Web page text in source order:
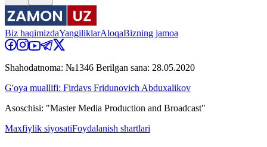
Biz haqimizdaYangiliklarAloqaBizning jamoa
Shahodatnoma: №1346 Berilgan sana: 28.05.2020
G'oya muallifi: Firdavs Fridunovich Abduxalikov
Asoschisi: "Master Media Production and Broadcast"
Maxfiylik siyosatiFoydalanish shartlari